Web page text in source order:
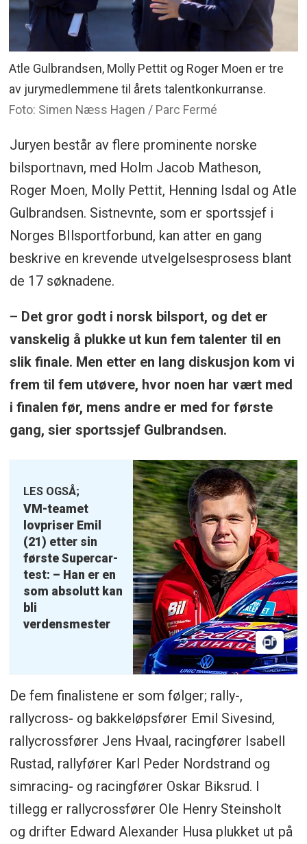
Atle Gulbrandsen, Molly Pettit og Roger Moen er tre
av jurymedlemmene til årets talentkonkurranse.
Foto: Simen Næss Hagen / Parc Fermé
Juryen består av flere prominente norske
bilsportnavn, med Holm Jacob Matheson,
Roger Moen, Molly Pettit, Henning Isdal og Atle
Gulbrandsen. Sistnevnte, som er sportssjef i
Norges BIlsportforbund, kan atter en gang
beskrive en krevende utvelgelsesprosess blant
de 17 søknadene.
– Det gror godt i norsk bilsport, og det er
vanskelig å plukke ut kun fem talenter til en
slik finale. Men etter en lang diskusjon kom vi
frem til fem utøvere, hvor noen har vært med
i finalen før, mens andre er med for første
gang, sier sportssjef Gulbrandsen.
LES OGSÅ;
VM-teamet
lovpriser Emil
(21) etter sin
første Supercar-
test: – Han er en
som absolutt kan
bli
verdensmester
De fem finalistene er som følger; rally-,
rallycross- og bakkeløpsfører Emil Sivesind,
rallycrossfører Jens Hvaal, racingfører Isabell
Rustad, rallyfører Karl Peder Nordstrand og
simracing- og racingfører Oskar Biksrud. I
tillegg er rallycrossfører Ole Henry Steinsholt
og drifter Edward Alexander Husa plukket ut på